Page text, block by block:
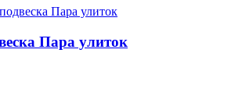
Пара улиток